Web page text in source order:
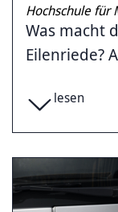
Hochschule für
Was macht
Eilenriede?
lesen